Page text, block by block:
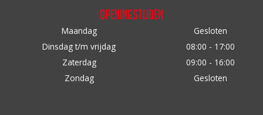
Openingstijden
Maandag
Gesloten
Dinsdag t/m vrijdag
08:00 - 17:00
Zaterdag
09:00 - 16:00
Zondag
Gesloten